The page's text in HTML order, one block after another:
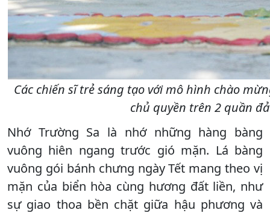
Các chiến sĩ trẻ sáng tạo với mô hình chào
chủ quyền trên 2 quần
Nhớ Trường Sa là nhớ những hàng bàng
vuông hiên ngang trước gió mặn. Lá bàng
vuông gói bánh chưng ngày Tết mang theo vị
mặn của biển hòa cùng hương đất liền, như
sự giao thoa bền chặt giữa hậu phương và